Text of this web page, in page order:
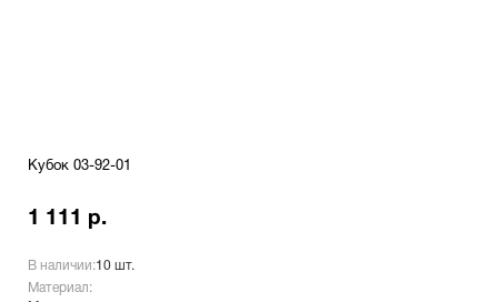
Кубок 03-92-01
1 111 р.
В наличии:10 шт.
Материал: